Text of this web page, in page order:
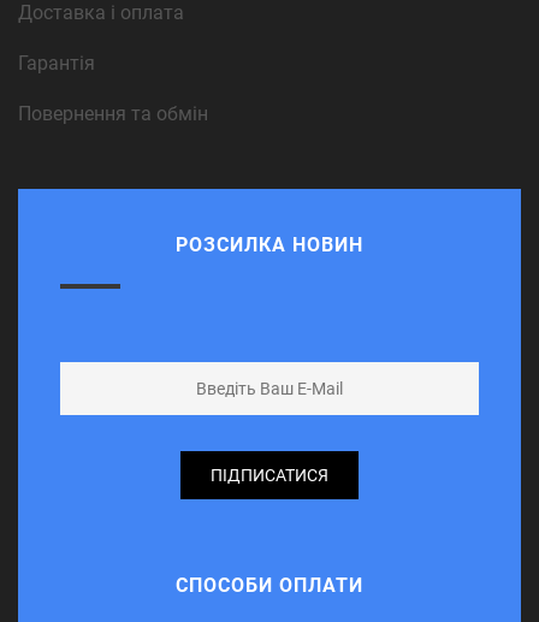
Доставка і оплата
Гарантія
Повернення та обмін
РОЗСИЛКА НОВИН
ПІДПИСАТИСЯ
СПОСОБИ ОПЛАТИ